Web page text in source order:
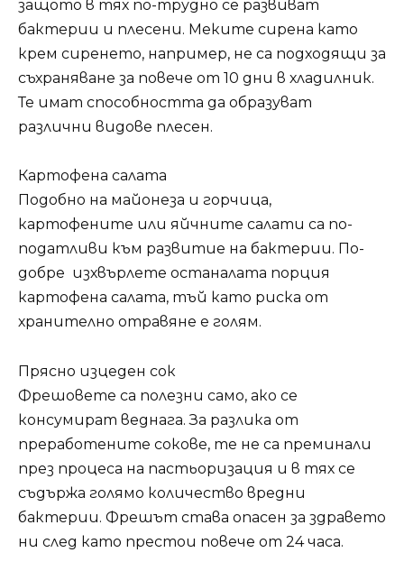
защото в тях по-трудно се развиват
бактерии и плесени. Меките сирена като
крем сиренето, например, не са подходящи за
съхраняване за повече от 10 дни в хладилник.
Те имат способността да образуват
различни видове плесен.
Картофена салата
Подобно на майонеза и горчица,
картофeните или яйчните салати са по-
податливи към развитие на бактерии. По-
добре изхвърлете останалата порция
картофена салата, тъй като риска от
хранително отравяне е голям.
Прясно изцеден сок
Фрешовете са полезни само, ако се
консумират веднага. За разлика от
преработените сокове, те не са преминали
през процеса на пастьоризация и в тях се
съдържа голямо количество вредни
бактерии. Фрешът става опасен за здравето
ни след като престои повече от 24 часа.